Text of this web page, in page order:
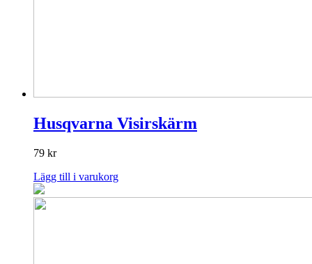
Husqvarna Visirskärm
79 kr
Lägg till i varukorg